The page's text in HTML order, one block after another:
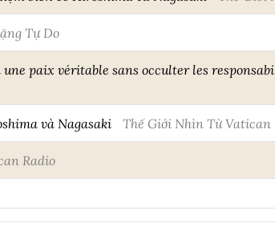
Tự Do
paix véritable sans occulter les
và Nagasaki Thế Giới Nhìn Từ Vatican
Radio